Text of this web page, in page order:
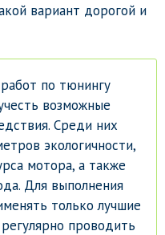
вариант дорогой и
по тюнингу
возможные
Среди них
экологичности,
мотора, а также
Для выполнения
только лучшие
проводить